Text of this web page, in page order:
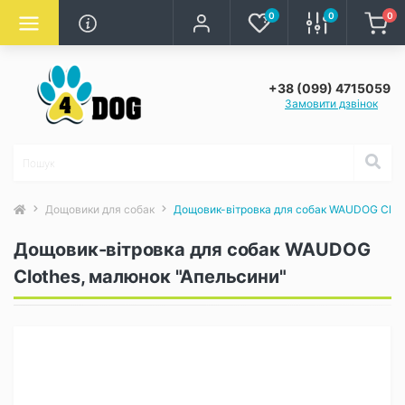
0 0 0
+38 (099) 4715059
Замовити дзвінок
Дощовики для собак Дощовик-вітровка для собак WAUDOG
Дощовик-вітровка для собак WAUDOG
Clothes, малюнок "Апельсини"